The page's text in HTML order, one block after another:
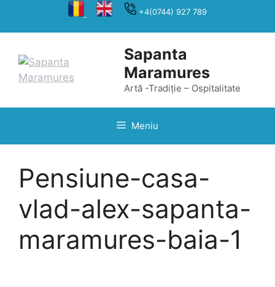
+4(0744) 927 789
Sapanta
Maramures
Artă -Tradiție – Ospitalitate
Meniu
Pensiune-casa-
vlad-alex-sapanta-
maramures-baia-1